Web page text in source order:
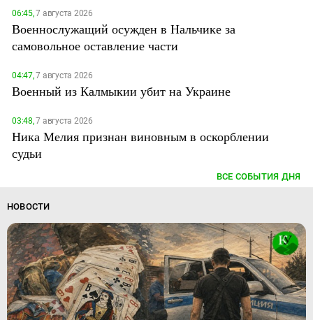
06:45,7 августа 2026
Военнослужащий осужден в Нальчике за
самовольное оставление части
04:47,7 августа 2026
Военный из Калмыкии убит на Украине
03:48,7 августа 2026
Ника Мелия признан виновным в оскорблении
судьи
ВСЕ СОБЫТИЯ ДНЯ
НОВОСТИ